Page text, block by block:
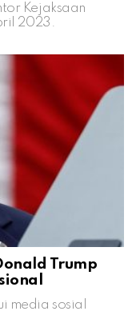
Kejaksaan
2023.
Trump
media sosial